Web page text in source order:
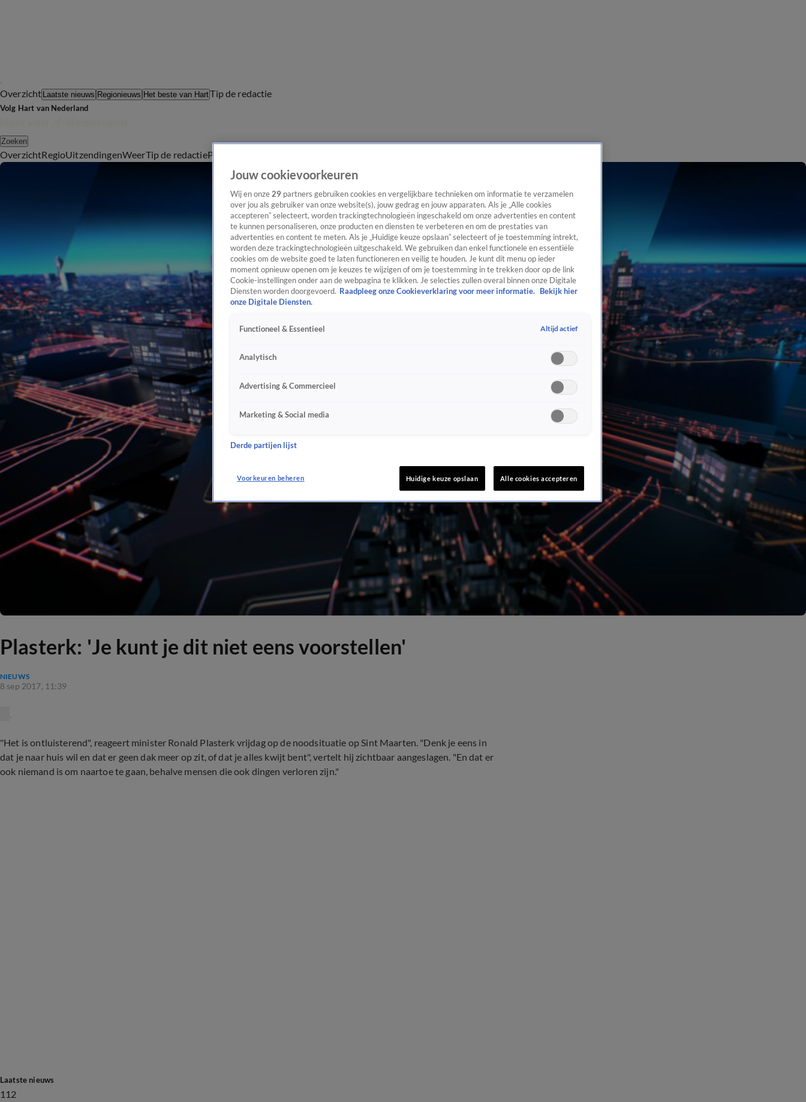
Overzicht Laatste nieuws Regionieuws Het beste van HartTip de redactie
Volg Hart van Nederland
Zoeken
OverzichtRegioUitzendingenWeerTip de redactiePanel
Plasterk: 'Je kunt je dit niet eens voorstellen'
NIEUWS
8 sep 2017, 11:39
"Het is ontluisterend", reageert minister Ronald Plasterk vrijdag op de noodsituatie op Sint Maarten. "Denk je eens in
dat je naar huis wil en dat er geen dak meer op zit, of dat je alles kwijt bent", vertelt hij zichtbaar aangeslagen. "En dat er
ook niemand is om naartoe te gaan, behalve mensen die ook dingen verloren zijn."
Laatste nieuws
112
Jouw cookievoorkeuren
Wij en onze 29 partners gebruiken cookies en vergelijkbare technieken om informatie te verzamelen
over jou als gebruiker van onze website(s), jouw gedrag en jouw apparaten. Als je „Alle cookies
accepteren” selecteert, worden trackingtechnologieën ingeschakeld om onze advertenties en content
te kunnen personaliseren, onze producten en diensten te verbeteren en om de prestaties van
advertenties en content te meten. Als je „Huidige keuze opslaan” selecteert of je toestemming intrekt,
worden deze trackingtechnologieën uitgeschakeld. We gebruiken dan enkel functionele en essentiële
cookies om de website goed te laten functioneren en veilig te houden. Je kunt dit menu op ieder
moment opnieuw openen om je keuzes te wijzigen of om je toestemming in te trekken door op de link
Cookie-instellingen onder aan de webpagina te klikken. Je selecties zullen overal binnen onze Digitale
Diensten worden doorgevoerd. Raadpleeg onze Cookieverklaring voor meer informatie.
Bekijk hier
onze Digitale Diensten.
Functioneel & Essentieel Altijd actief
Analytisch
Advertising & Commercieel
Marketing & Social media
Derde partijen lijst
Voorkeuren beheren Huidige keuze opslaan Alle cookies accepteren